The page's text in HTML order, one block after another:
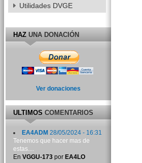
Utilidades DVGE
HAZUNA DONACIÓN
Ver donaciones
ULTIMOSCOMENTARIOS
EA4ADM 28/05/2024 - 16:31
Tenemos que hacer mas de
estas....
En VGGU-173por EA4LO